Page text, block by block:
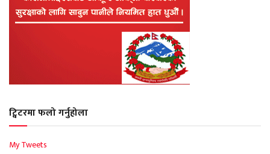
ट्विटरमा फलो गर्नुहोला
My Tweets